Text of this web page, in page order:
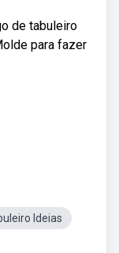
de tabuleiro
para fazer
Ideias